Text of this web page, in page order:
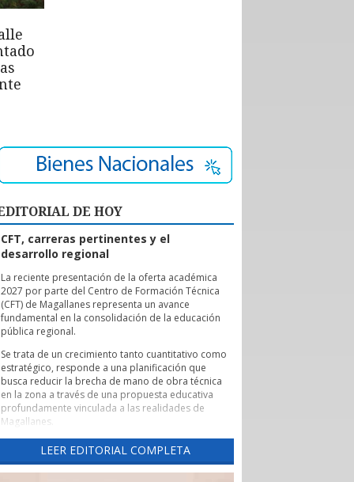
DE HOY
CFT, carreras pertinentes y el
desarrollo regional
La reciente presentación de la oferta académica
2027 por parte del Centro de Formación Técnica
(CFT) de Magallanes representa un avance
fundamental en la consolidación de la educación
pública regional.
Se trata de un crecimiento tanto cuantitativo como
estratégico, responde a una planificación que
busca reducir la brecha de mano de obra técnica
en la zona a través de una propuesta educativa
profundamente vinculada a las realidades de
Magallanes.
Evaluación de pertinencia y conexión con el sector
productivo forman parte de uno de los pilares de
esta nueva etapa. Según lo explicado por la
LEER EDITORIAL COMPLETA